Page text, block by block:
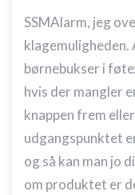
SSMAlarm, jeg
klagemuligheden.
børnebukser i
hvis der mangler
knappen frem
udgangspunktet
og så kan man jo
om produktet er
Bruge profiler til at
annoncering
Oprette profiler
Bruge profiler til at
Måle